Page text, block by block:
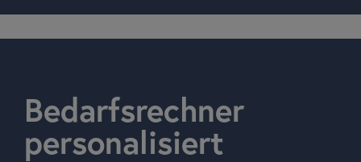
Bedarfsrechner
personalisiert